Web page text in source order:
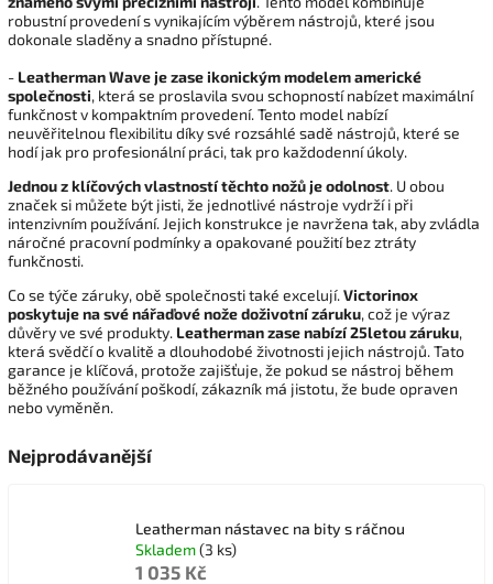
robustní provedení s vynikajícím výběrem nástrojů, které jsou
dokonale sladěny a snadno přístupné.
- Leatherman Wave je zase ikonickým modelem americké
společnosti, která se proslavila svou schopností nabízet maximální
funkčnost v kompaktním provedení. Tento model nabízí
neuvěřitelnou flexibilitu díky své rozsáhlé sadě nástrojů, které se
hodí jak pro profesionální práci, tak pro každodenní úkoly.
Jednou z klíčových vlastností těchto nožů je odolnost. U obou
značek si můžete být jisti, že jednotlivé nástroje vydrží i při
intenzivním používání. Jejich konstrukce je navržena tak, aby zvládla
náročné pracovní podmínky a opakované použití bez ztráty
funkčnosti.
Co se týče záruky, obě společnosti také excelují.Victorinox
poskytuje na své nářaďové nože doživotní záruku, což je výraz
důvěry ve své produkty. Leatherman zase nabízí 25letou záruku,
která svědčí o kvalitě a dlouhodobé životnosti jejich nástrojů. Tato
garance je klíčová, protože zajišťuje, že pokud se nástroj během
běžného používání poškodí, zákazník má jistotu, že bude opraven
nebo vyměněn.
Nejprodávanější
Leatherman nástavec na bity s ráčnou
Skladem(3 ks)
1 035 Kč